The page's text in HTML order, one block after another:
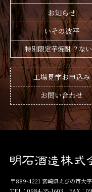
〒889-4221 宮崎県えびの市大
お知らせ
いその波平
特別限定芋焼酎 ？な
工場見学お申込み
お問い合わせ